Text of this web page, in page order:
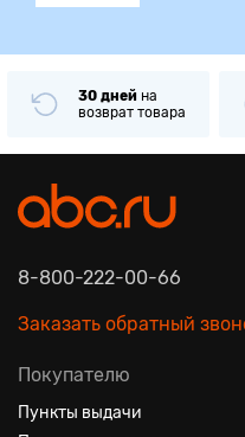
30 дней на
возврат товара
8-800-222-00-66
Заказать обратный
Покупателю
Пункты выдачи